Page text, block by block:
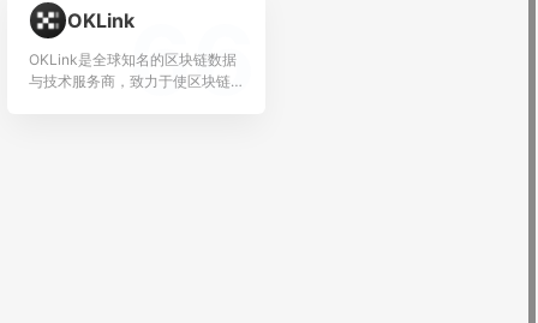
OKLink
OKLink是全球知名的区块链数据
与技术服务商，致力于使区块链
66